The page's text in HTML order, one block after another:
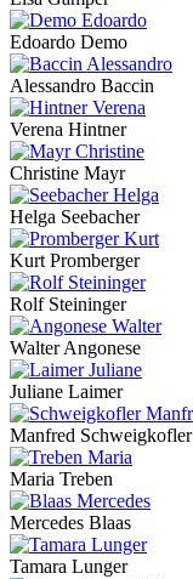
Edoardo Demo
Alessandro Baccin
Verena Hintner
Christine Mayr
Helga Seebacher
Kurt Promberger
Rolf Steininger
Walter Angonese
Juliane Laimer
Manfred Schweigkofler
Maria Treben
Mercedes Blaas
Tamara Lunger